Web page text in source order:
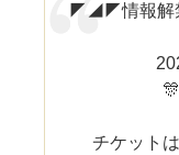
◤◢◤情報
チケット